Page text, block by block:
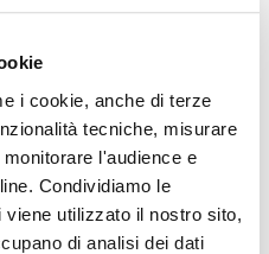
i cookie, anche di terze
tecniche, misurare
l'audience e
Condividiamo le
utilizzato il nostro sito,
di analisi dei dati
A PERDITA
2025